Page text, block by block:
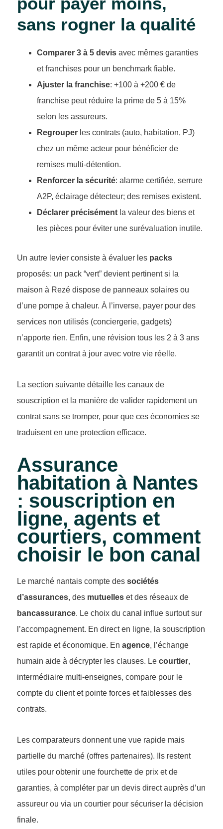
sans rogner la qualité
Comparer 3 à 5 devis avec mêmes garanties
et franchises pour un benchmark fiable.
Ajuster la franchise: +100 à +200 € de
franchise peut réduire la prime de 5 à 15%
selon les assureurs.
Regrouper les contrats (auto, habitation, PJ)
chez un même acteur pour bénéficier de
remises multi-détention.
Renforcer la sécurité: alarme certifiée, serrure
A2P, éclairage détecteur; des remises existent.
Déclarer précisément la valeur des biens et
les pièces pour éviter une surévaluation inutile.
Un autre levier consiste à évaluer les packs
proposés: un pack “vert” devient pertinent si la
maison à Rezé dispose de panneaux solaires ou
d’une pompe à chaleur. À l’inverse, payer pour des
services non utilisés (conciergerie, gadgets)
n’apporte rien. Enfin, une révision tous les 2 à 3 ans
garantit un contrat à jour avec votre vie réelle.
La section suivante détaille les canaux de
souscription et la manière de valider rapidement un
contrat sans se tromper, pour que ces économies se
traduisent en une protection efficace.
Assurance
habitation à Nantes
: souscription en
ligne, agents et
courtiers, comment
choisir le bon canal
Le marché nantais compte des sociétés
d’assurances, des mutuelles et des réseaux de
bancassurance. Le choix du canal influe surtout sur
l’accompagnement. En direct en ligne, la souscription
est rapide et économique. En agence, l’échange
humain aide à décrypter les clauses. Le courtier,
intermédiaire multi-enseignes, compare pour le
compte du client et pointe forces et faiblesses des
contrats.
Les comparateurs donnent une vue rapide mais
partielle du marché (offres partenaires). Ils restent
utiles pour obtenir une fourchette de prix et de
garanties, à compléter par un devis direct auprès d’un
assureur ou via un courtier pour sécuriser la décision
finale.